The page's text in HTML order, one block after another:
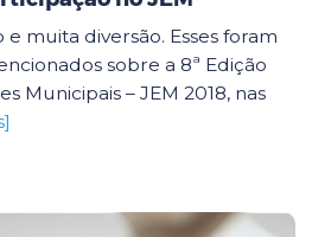
e muita diversão. Esses foram
sobre a 8ª Edição
Municipais – JEM 2018, nas